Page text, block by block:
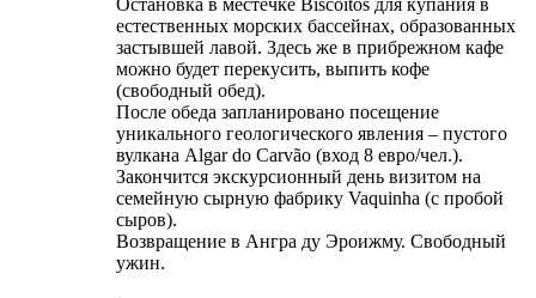
естественных морских бассейнах, образованных
застывшей лавой. Здесь же в прибрежном кафе
можно будет перекусить, выпить кофе
(свободный обед).
После обеда запланировано посещение
уникального геологического явления – пустого
вулкана Algar do Carvão (вход 8 евро/чел.).
Закончится экскурсионный день визитом на
семейную сырную фабрику Vaquinha (с пробой
сыров).
Возвращение в Ангра ду Эроижму. Свободный
ужин.